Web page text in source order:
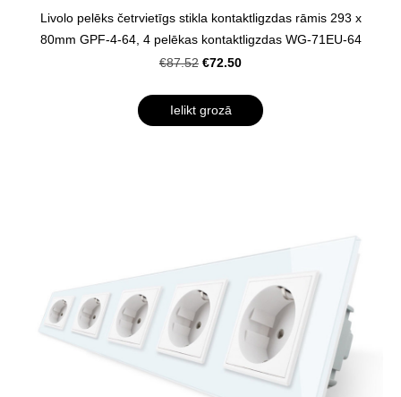
Livolo pelēks četrvietīgs stikla kontaktligzdas rāmis 293 x
80mm GPF-4-64, 4 pelēkas kontaktligzdas WG-71EU-64
€87.52 €72.50
Ielikt grozā